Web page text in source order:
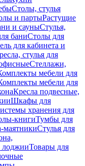
Столы, стулья
и партыРастущие
и сауныСтулья,
баниСтолы для
для кабинета и
стулья для
Стеллажи,
мебели для
мебели для
Кресла подвесные,
Шкафы для
хранения для
книгиТумбы для
маятникиСтулья для
лоджииТовары для